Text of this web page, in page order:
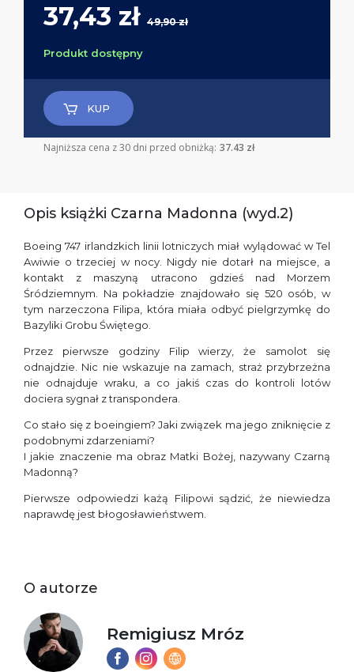
37,43 zł 49,90 zł
Produkt dostępny
KUP
Najniższa cena z 30 dni przed obniżką: 37.43 zł
Opis książki Czarna Madonna (wyd.2)
Boeing 747 irlandzkich linii lotniczych miał wylądować w Tel
Awiwie o trzeciej w nocy. Nigdy nie dotarł na miejsce, a
kontakt z maszyną utracono gdzieś nad Morzem
Śródziemnym. Na pokładzie znajdowało się 520 osób, w
tym narzeczona Filipa, która miała odbyć pielgrzymkę do
Bazyliki Grobu Świętego.
Przez pierwsze godziny Filip wierzy, że samolot się
odnajdzie. Nic nie wskazuje na zamach, straż przybrzeżna
nie odnajduje wraku, a co jakiś czas do kontroli lotów
dociera sygnał z transpondera.
Co stało się z boeingiem? Jaki związek ma jego zniknięcie z
podobnymi zdarzeniami?
I jakie znaczenie ma obraz Matki Bożej, nazywany Czarną
Madonną?
Pierwsze odpowiedzi każą Filipowi sądzić, że niewiedza
naprawdę jest błogosławieństwem.
O autorze
Remigiusz Mróz